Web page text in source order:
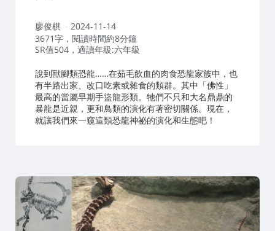
作
者：
廖俊棋
2024-11-14
3671字，閱讀時間約8分鐘
SR值504，適讀年級:六年級
說到獸腳類恐龍……在茹毛飲血的肉食恐龍家族中，也
有半路出家、改口吃素或雜食的類群。其中「佛性」
最高的當屬早期手盜龍形類。牠們不只和大名鼎鼎的
暴龍是近親，更和鳥類的演化有著密切關係。現在，
就讓我們來一窺這類恐龍神祕的演化和生態吧！